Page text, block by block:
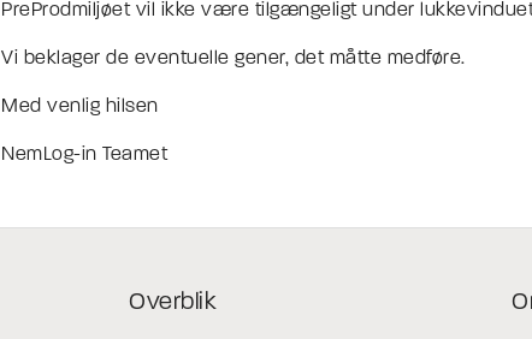
PreProdmiljøet vil ikke være tilgængeligt under
Vi beklager de eventuelle gener, det måtte medføre.
Med venlig hilsen
NemLog-in Teamet
Overblik